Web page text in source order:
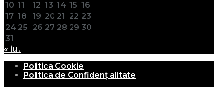
10 11 12 13 14 15 16
17 18 19 20 21 22 23
24 25 26 27 28 29 30
31
« iul.
Politica Cookie
Politica de Confidențialitate